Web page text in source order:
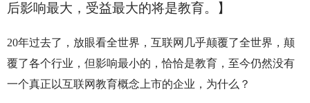
后影响最大，受益最大的将是教育。】
20年过去了，放眼看全世界，互联网几乎颠覆了全世界，颠
覆了各个行业，但影响最小的，恰恰是教育，至今仍然没有
一个真正以互联网教育概念上市的企业，为什么？